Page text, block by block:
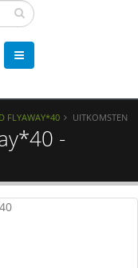
FLYAWAY*40 UITKOMSTEN
-